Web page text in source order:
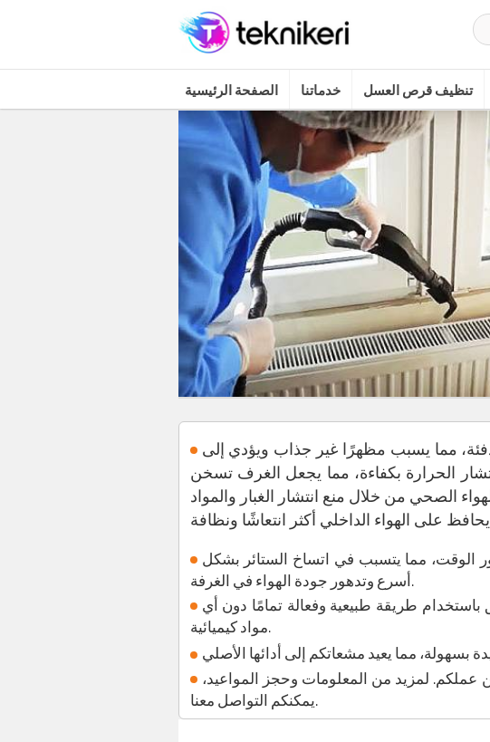
الصفحة الرئيسية خدماتنا تنظيف قرص العسل
مما يسبب مظهرًا غير جذاب ويؤدي إلى
الحرارة بكفاءة، مما يجعل الغرف تسخن
الصحي من خلال منع انتشار الغبار والمواد
الوقت، مما يتسبب في اتساخ الستائر بشكل
أسرع وتدهور جودة الهواء في الغرفة.
طريقة طبيعية وفعالة تمامًا دون أي
مواد كيميائية.
لمزيد من المعلومات وحجز المواعيد،
يمكنكم التواصل معنا.